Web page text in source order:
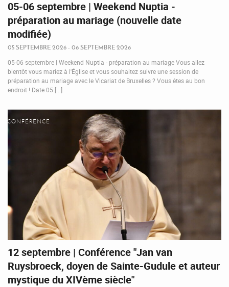
05-06 septembre | Weekend Nuptia -
préparation au mariage (nouvelle date
modifiée)
05 SEPTEMBRE 2026 - 06 SEPTEMBRE 2026
05-06 septembre | Weekend Nuptia - préparation au mariage Vous allez
bientôt vous mariez à l'Église et vous souhaitez suivre une session de
préparation au mariage avec le Vicariat de Bruxelles ? Vous êtes au bon
endroit ! Date 05 [...]
CONFÉRENCE
12 septembre | Conférence "Jan van
Ruysbroeck, doyen de Sainte-Gudule et auteur
mystique du XIVème siècle"